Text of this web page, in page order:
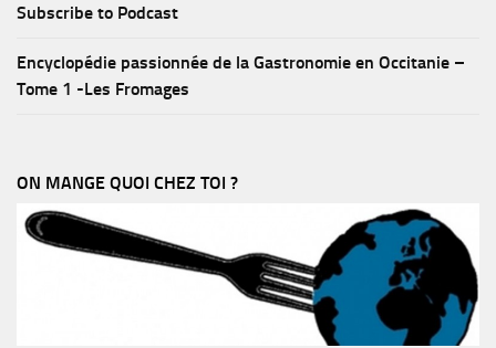
Subscribe to Podcast
Encyclopédie passionnée de la Gastronomie en Occitanie –
Tome 1 -Les Fromages
ON MANGE QUOI CHEZ TOI ?